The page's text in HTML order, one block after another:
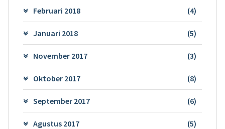
Februari 2018 (4)
Januari 2018 (5)
November 2017 (3)
Oktober 2017 (8)
September 2017 (6)
Agustus 2017 (5)